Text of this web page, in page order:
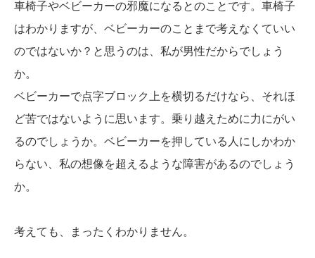
車椅子やベビーカーの邪魔になるとのことです。車椅子
はわかりますが、ベビーカーのことまで考えなくていい
のではないか？と思うのは、私が男性だからでしょう
か。
ベビーカーで点字ブロック上を横切るだけなら、それほ
ど苦ではないように思います。乗り越えために力にがい
るのでしょうか。ベビーカーを押している人にしかわか
らない、私の想像を超えるような障害があるのでしょう
か。
考えても、まったくわかりません。